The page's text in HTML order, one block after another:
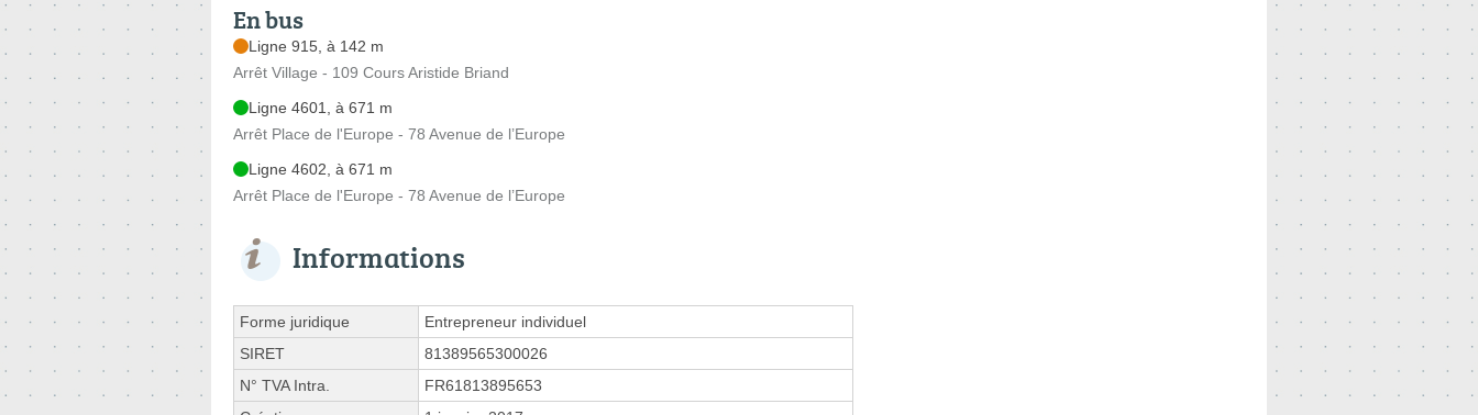
En bus
Ligne 915, à 142 m
Arrêt Village - 109 Cours Aristide Briand
Ligne 4601, à 671 m
Arrêt Place de l'Europe - 78 Avenue de l’Europe
Ligne 4602, à 671 m
Arrêt Place de l'Europe - 78 Avenue de l’Europe
Informations
Forme juridique
Entrepreneur individuel
SIRET
81389565300026
N° TVA Intra.
FR61813895653